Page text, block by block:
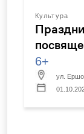
Культура
6+
ул.